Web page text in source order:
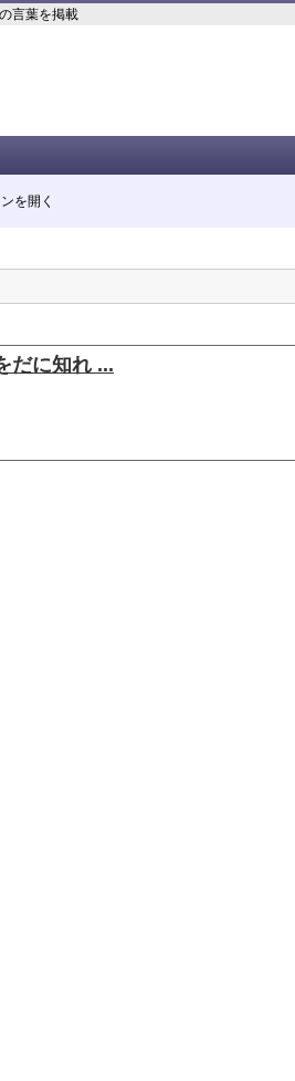
言葉を掲載
を開く
だに知れ ...